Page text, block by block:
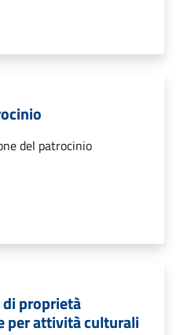
del patrocinio
di proprietà
per attività culturali